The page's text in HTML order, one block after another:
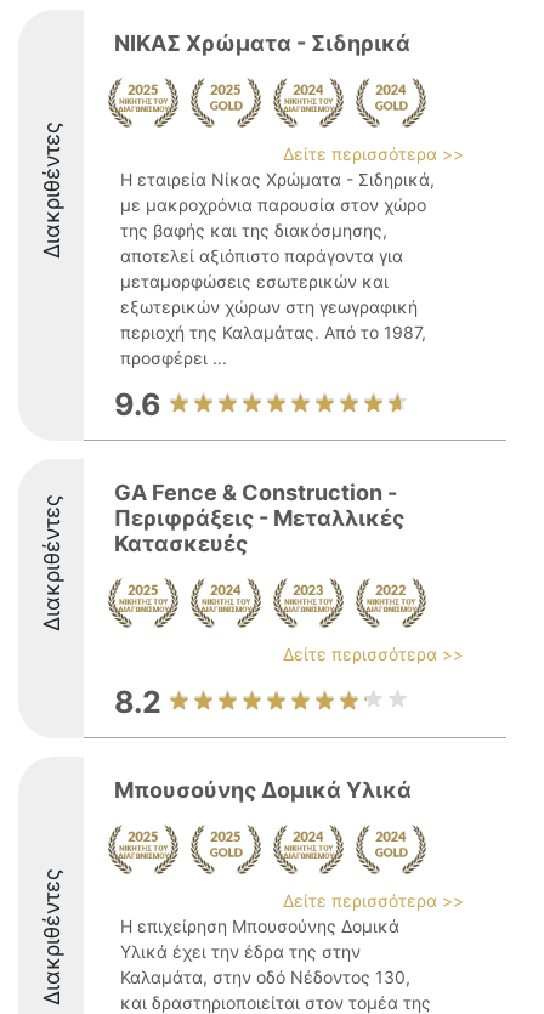
Διακριθέντες
ΝΙΚΑΣ Χρώματα - Σιδηρικά
Δείτε περισσότερα >>
Η εταιρεία Νίκας Χρώματα - Σιδηρικά,
με μακροχρόνια παρουσία στον χώρο
της βαφής και της διακόσμησης,
αποτελεί αξιόπιστο παράγοντα για
μεταμορφώσεις εσωτερικών και
εξωτερικών χώρων στη γεωγραφική
περιοχή της Καλαμάτας. Από το 1987,
προσφέρει ...
9.6
Διακριθέντες
GA Fence & Construction -
Περιφράξεις - Μεταλλικές
Κατασκευές
Δείτε περισσότερα >>
8.2
Διακριθέντες
Μπουσούνης Δομικά Υλικά
Δείτε περισσότερα >>
Η επιχείρηση Μπουσούνης Δομικά
Υλικά έχει την έδρα της στην
Καλαμάτα, στην οδό Νέδοντος 130,
και δραστηριοποιείται στον τομέα της